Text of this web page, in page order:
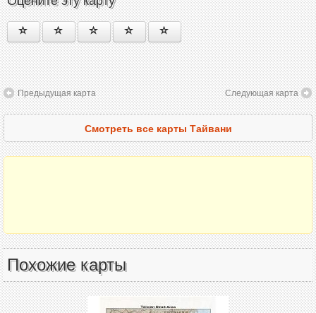
Предыдущая карта Следующая карта
Смотреть все карты Тайвани
Похожие карты